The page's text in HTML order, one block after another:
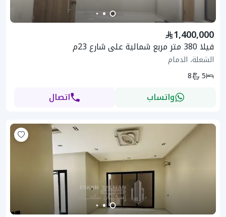
1,400,000
فيلا 380 متر مربع شمالية على شارع 23م
الشعلة، الدمام
5
8
واتساب اتصال